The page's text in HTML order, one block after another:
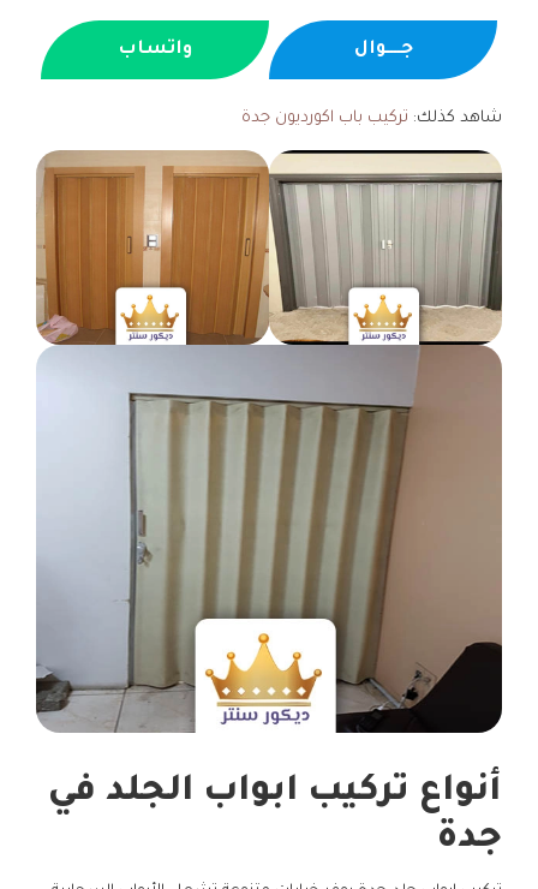
جــــوال واتساب
شاهد كذلك: تركيب باب اكورديون جدة
أنواع تركيب ابواب الجلد في
جدة